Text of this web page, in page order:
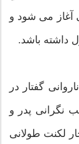
بین 18 تا 24 ماهگی آغاز می شود و
گفتار در
نگرانی پدر و
یکی دچار لکنت طولانی